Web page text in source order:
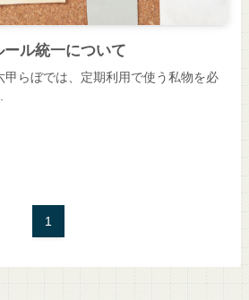
ル統一について
甲らぼでは、定期利用で使う私物を必
1